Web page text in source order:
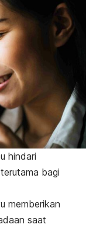
hindari
bagi
memberikan
saat